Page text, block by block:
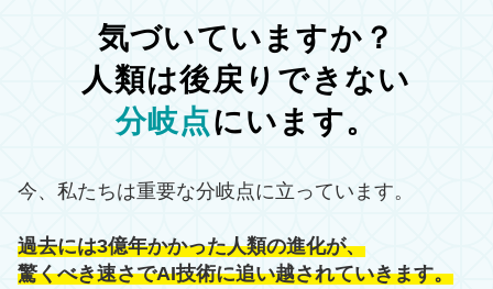
気づいていますか？
人類は後戻りできない
分岐点にいます。
今、私たちは重要な分岐点に立っています。
過去には3億年かかった人類の進化が、
驚くべき速さでAI技術に追い越されていきます。